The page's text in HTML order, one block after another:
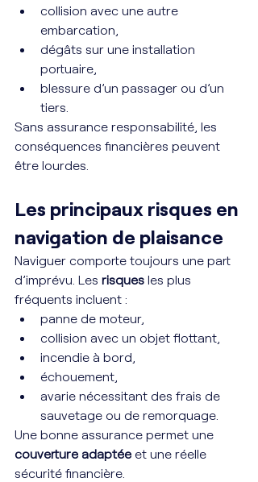
collision avec une autre
embarcation,
dégâts sur une installation
portuaire,
blessure d’un passager ou d’un
tiers.
Sans assurance responsabilité, les
conséquences financières peuvent
être lourdes.
Les principaux risques en
navigation de plaisance
Naviguer comporte toujours une part
d’imprévu. Les risques les plus
fréquents incluent :
panne de moteur,
collision avec un objet flottant,
incendie à bord,
échouement,
avarie nécessitant des frais de
sauvetage ou de remorquage.
Une bonne assurance permet une
couverture adaptée et une réelle
sécurité financière.